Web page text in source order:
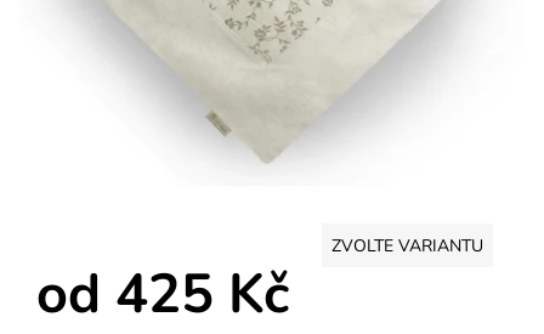
ZVOLTE VARIANTU
od 425 Kč